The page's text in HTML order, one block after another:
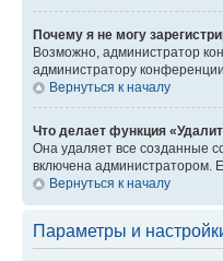
Почему я не могу
Возможно, администратор
администратору конференции.
Вернуться к началу
Что делает функция
Она удаляет все созданные
включена администратором.
Вернуться к началу
Параметры и